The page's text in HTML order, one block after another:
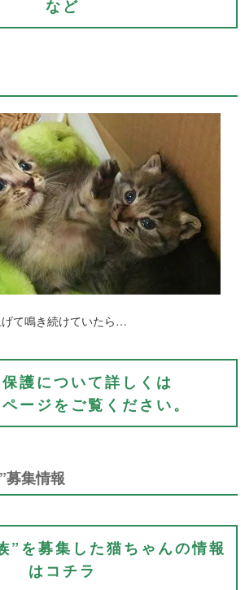
など
て鳴き続けていたら…
護について詳しくは
ージをご覧ください。
募集情報
”を募集した猫ちゃんの情報
はコチラ